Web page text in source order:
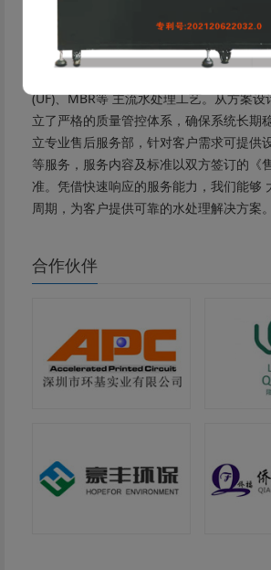
托东莞、惠州、中山、河源 四大服务基地
响应的本地化服务。 公司深耕电镀、线路
域，为客户提供从水质检测、方案设计、
(UF)、MBR等 主流水处理工艺。从方案
立了严格的质量管控体系，确保系统长期
立专业售后服务部，针对客户需求可提供
等服务，服务内容及标准以双方签订的《
准。凭借快速响应的服务能力，我们能够
周期，为客户提供可靠的水处理解决方案。
合作伙伴